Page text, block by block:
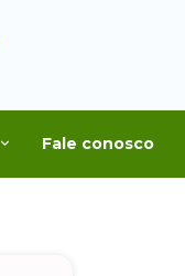
Fale conosco